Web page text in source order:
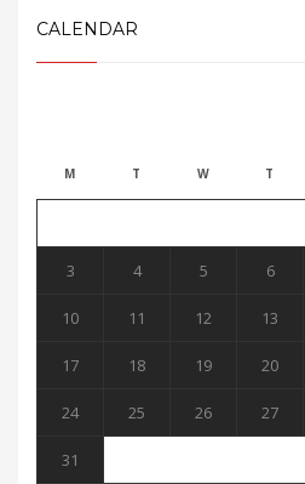
CALENDAR
M T W T
3 4 5 6
10 11 12 13
17 18 19 20
24 25 26 27
31